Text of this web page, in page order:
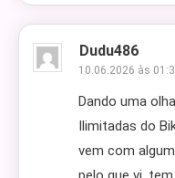
Dudu486
10.06.2026 às
Dando uma
Ilimitadas do
vem com